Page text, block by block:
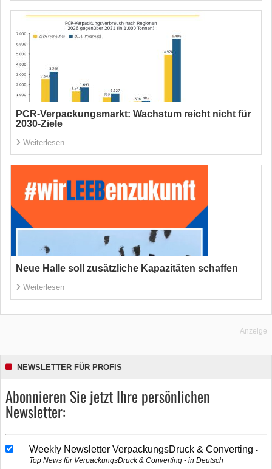
PCR-Verpackungsmarkt: Wachstum reicht nicht für
2030-Ziele
Weiterlesen
Neue Halle soll zusätzliche Kapazitäten schaffen
Weiterlesen
Anzeige
NEWSLETTER FÜR PROFIS
Abonnieren Sie jetzt Ihre persönlichen
Newsletter:
Weekly Newsletter VerpackungsDruck & Converting
Top News für VerpackungsDruck & Converting - in Deutsch